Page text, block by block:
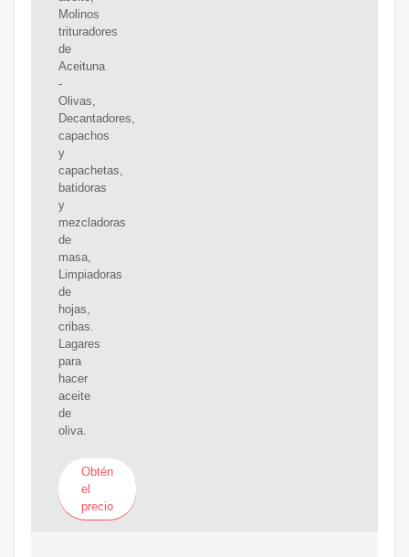
Molinos
trituradores
de
Aceituna
-
Olivas,
Decantadores,
capachos
y
capachetas,
batidoras
y
mezcladoras
de
masa,
Limpiadoras
de
hojas,
cribas.
Lagares
para
hacer
aceite
de
oliva.
Obtén
el
precio